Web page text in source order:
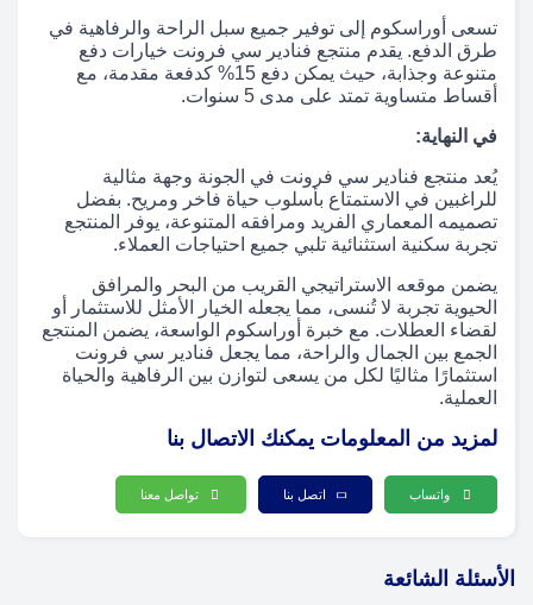
تسعى أوراسكوم إلى توفير جميع سبل الراحة والرفاهية في
طرق الدفع. يقدم منتجع فنادير سي فرونت خيارات دفع
متنوعة وجذابة، حيث يمكن دفع 15% كدفعة مقدمة، مع
أقساط متساوية تمتد على مدى 5 سنوات.
في النهاية:
يُعد منتجع فنادير سي فرونت في الجونة وجهة مثالية
للراغبين في الاستمتاع بأسلوب حياة فاخر ومريح. بفضل
تصميمه المعماري الفريد ومرافقه المتنوعة، يوفر المنتجع
تجربة سكنية استثنائية تلبي جميع احتياجات العملاء.
يضمن موقعه الاستراتيجي القريب من البحر والمرافق
الحيوية تجربة لا تُنسى، مما يجعله الخيار الأمثل للاستثمار أو
لقضاء العطلات. مع خبرة أوراسكوم الواسعة، يضمن المنتجع
الجمع بين الجمال والراحة، مما يجعل فنادير سي فرونت
استثمارًا مثاليًا لكل من يسعى لتوازن بين الرفاهية والحياة
العملية.
لمزيد من المعلومات يمكنك الاتصال بنا
واتساب اتصل بنا تواصل معنا
الأسئلة الشائعة